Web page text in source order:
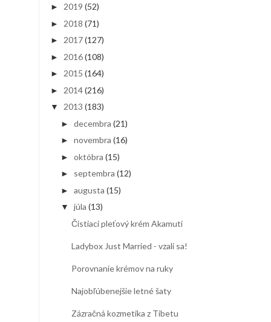
► 2019 (52)
► 2018 (71)
► 2017(127)
► 2016(108)
► 2015 (164)
► 2014(216)
▼ 2013 (183)
► decembra (21)
► novembra (16)
► októbra (15)
► septembra (12)
► augusta (15)
▼ júla (13)
Čistiaci pleťový krém Akamuti
Ladybox Just Married - vzali sa!
Porovnanie krémov na ruky
Najobľúbenejšie letné šaty
Zázračná kozmetika z Tibetu